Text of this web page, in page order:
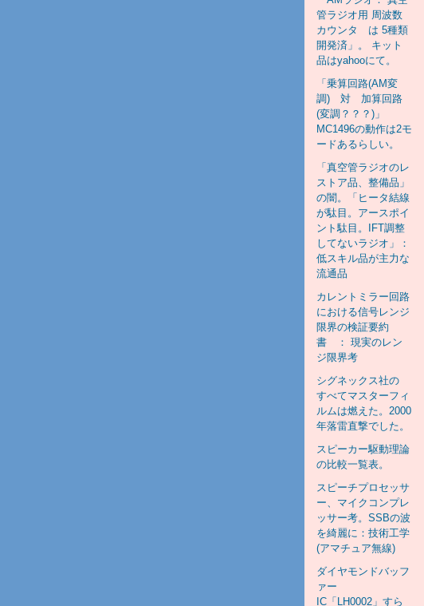
管ラジオ用 周波数
カウンタ は 5種類
開発済」。 キット
品はyahooにて。
「乗算回路(AM変
調) 対 加算回路
(変調？？？)」
MC1496の動作は2モ
ードあるらしい。
「真空管ラジオのレ
ストア品、整備品」
の闇。「ヒータ結線
が駄目。アースポイ
ント駄目。IFT調整
してないラジオ」：
低スキル品が主力な
流通品
カレントミラー回路
における信号レンジ
限界の検証要約
書 ： 現実のレン
ジ限界考
シグネックス社の
すべてマスターフィ
ルムは燃えた。2000
年落雷直撃でした。
スピーカー駆動理論
の比較一覧表。
スピーチプロセッサ
ー、マイクコンプレ
ッサー考。SSBの波
を綺麗に：技術工学
(アマチュア無線)
ダイヤモンドバッフ
ァー
IC「LH0002」すら